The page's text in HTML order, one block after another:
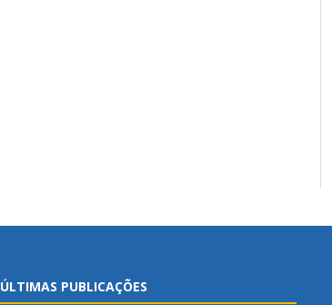
ÚLTIMAS PUBLICAÇÕES